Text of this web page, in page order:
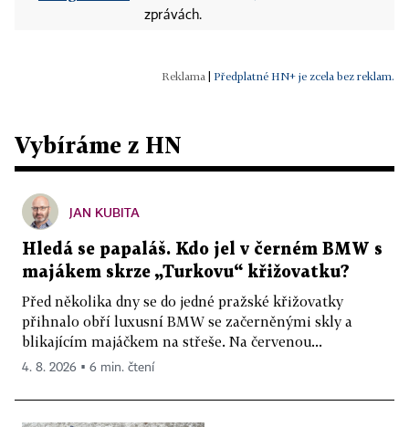
zprávách.
Předplatné HN+ je zcela bez reklam.
Vybíráme z HN
JAN KUBITA
Hledá se papaláš. Kdo jel v černém BMW s
majákem skrze „Turkovu“ křižovatku?
Před několika dny se do jedné pražské křižovatky
přihnalo obří luxusní BMW se začerněnými skly a
blikajícím majáčkem na střeše. Na červenou...
4. 8. 2026 ▪ 6 min. čtení